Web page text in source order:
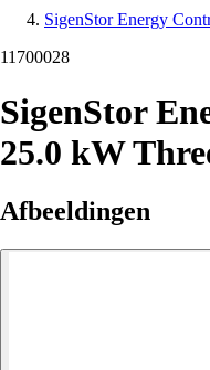
SigenStor Energy
11700028
SigenStor
25.0 kW
Afbeeldingen